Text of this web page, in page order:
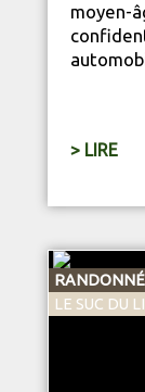
moyen-
> LIRE
LE SUC DU